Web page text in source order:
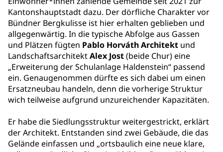
Kantonshauptstadt dazu. Der dörfliche Charakter vor
Bündner Bergkulisse ist hier erhalten geblieben und
allgegenwärtig. In die typische Abfolge aus Gassen
und Plätzen fügten Pablo HorváthArchitekt und
LandschaftsarchitektAlex Jost(beide Chur) eine
„Erweiterung der Schulanlage Haldenstein“ passend
ein. Genaugenommen dürfte es sich dabei um einen
Ersatzneubau handeln, denn die vorherige Struktur
wich teilweise aufgrund unzureichender Kapazitäten.
Er habe die Siedlungsstruktur weitergestrickt, erklärt
der Architekt. Entstanden sind zwei Gebäude, die das
Gelände einfassen und „ortsbaulich eine neue klare,